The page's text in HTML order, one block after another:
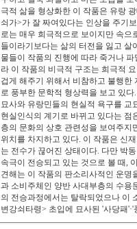
극적 삶을 형상화한 이 작품은 유랑
쇠가>가 잘 짜여있다는 인상을 주기
로는 매우 희극적으로 보이지만 속
들이라기보다는 삶의 터전을 잃고 살
물들이 작품의 진행에 따라 죽거나
라 이 작품의 비극적 구조는 희극적
겁게 해주기 위해서 비참하고 불행
로 풍부한 문학적 형상력을 보고 있
묘사와 유랑민들의 현실적 욕구를
현실인식의 계기로 바뀌고 있다는 점
층의 문화의 상호 관련성을 보여주
위치를 차지하고 있다. 이 작품은 신
는 전수가 끊어진 상태이다. 다만 박
속극이 전승되고 있는 것으로 볼 때,
견해는 이 작품의 판소리사적인 운명
과 소비주체인 양반 사대부층의 수용
의 전승과정에서는 탈락되었으나 이
변강쇠타령> 초입에 묘사된 '사당패